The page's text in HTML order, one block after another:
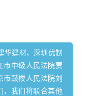
华建材、深圳优制
市中级人民法院贾
市鼓楼人民法院刘
，我们将联合其他